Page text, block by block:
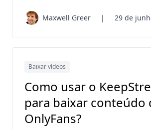
Maxwell Greer | 29 de
Baixar vídeos
Como usar o
para baixar conteúdo
OnlyFans?